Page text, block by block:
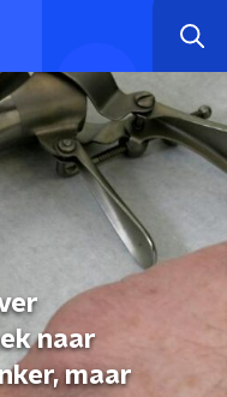
naar
maar